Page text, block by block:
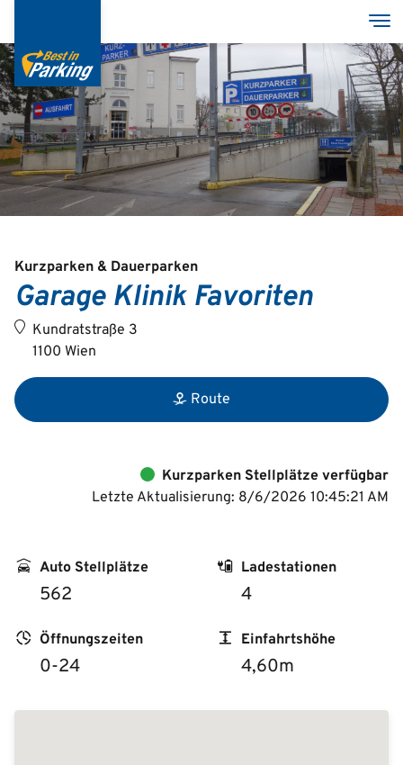
Inhalt
Services
Garagen
Group
Deutsch
English
Kurzparken & Dauerparken
Garage Klinik Favoriten
Kundratstraße 3
1100 Wien
Route
Kurzparken Stellplätze verfügbar
Letzte Aktualisierung: 8/6/2026 10:45:21 AM
Auto Stellplätze
562
Ladestationen
4
Öffnungszeiten
0-24
Einfahrtshöhe
4,60m